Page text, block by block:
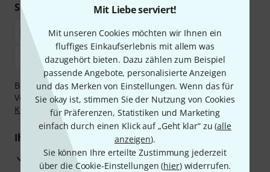
Mit Liebe serviert!
Mit unseren Cookies möchten wir Ihnen ein
fluffiges Einkaufserlebnis mit allem was
dazugehört bieten. Dazu zählen zum Beispiel
passende Angebote, personalisierte Anzeigen
und das Merken von Einstellungen. Wenn das für
Sie okay ist, stimmen Sie der Nutzung von Cookies
für Präferenzen, Statistiken und Marketing
einfach durch einen Klick auf „Geht klar“ zu (alle
anzeigen).
Sie können Ihre erteilte Zustimmung jederzeit
über die Cookie-Einstellungen (hier) widerrufen.
Sicher einkaufen & bezahlen
Bezahlen Sie vertraulich und sicher per Nachnahme,
Vorkasse, PayPal, Amazon Pay,Klarna Sofort bezahlen,
Klarna Ratenzahlungoder Kreditkarte.
Ihre Vorteile
3 Jahre Thomann Garantie